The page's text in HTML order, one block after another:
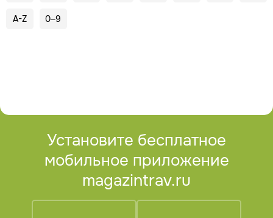
A-Z 0–9
Установите бесплатное
мобильное приложение
magazintrav.ru